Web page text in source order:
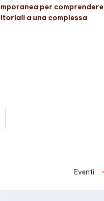
per comprendere
a una complessa
Eventi